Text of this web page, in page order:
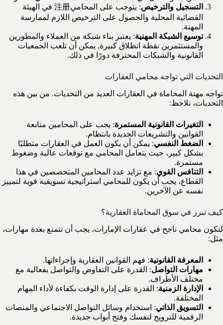
التسجيل والترخيص
: يتوجب على المحامي注册 في الهيئة
القضائية المحلية والحصول على الترخيص اللازم لممارسة
المهنة.
توسيع الشبكة المهنية: يعتبر بناء شبكة من العملاء والمطورين
والمستثمرين نقطة انطلاق كبيرة, يمكن أن تلعب الجمعيات
القانونية والشبكات المحترفة دورًا في ذلك.
التحديات التي تواجه محامي العقارات
تواجه مهنة المحاماة في العقارات العديد من التحديات. من بين هذه
التحديات، نلاحظ:
التغيرات القانونية المستمرة: يجب على المحامين متابعة
القوانين والتشريعات الجديدة بانتظام.
الضغط النفسي: يمكن أن يكون العمل في العقارات متطلبًا
بشكل كبير، حيث يتعامل المحامي مع توقعات عالية وضغوط
مستمرة.
التنافس القوي: مع تزايد عدد المحامين المتخصصين في هذا
القطاع، يجب أن يكون للمحامي استراتيجية تسويقية قوية لتمييز
نفسه عن الآخرين.
كيف تبرز في سوق المحاماة العقارية؟
لتكون محامي ناجح في عقارات الإمارات، يجب أن تتمتع بعدة مهارات،
مثل:
المعرفة القانونية: فهم القوانين العقارية وإجراءاتها.
مهارات التواصل: القدرة على التفاوض والتواصل بفعالية مع
مختلف الأطراف.
الإدارة الزمنية: القدرة على إدارة الوقت بكفاءة لأداء المهام
المختلفة.
التسويق الذاتي: استخدام وسائل التواصل الاجتماعي والمنصات
الرقمية للترويج لنفسك وفتح أبواب جديدة.